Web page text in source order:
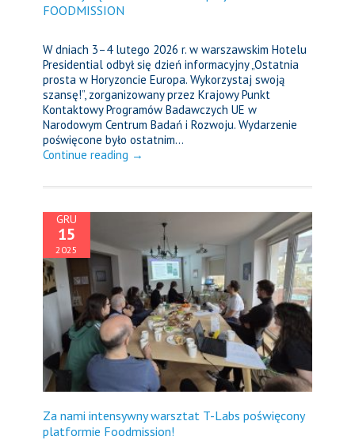
FOODMISSION
W dniach 3–4 lutego 2026 r. w warszawskim Hotelu
Presidential odbył się dzień informacyjny „Ostatnia
prosta w Horyzoncie Europa. Wykorzystaj swoją
szansę!”, zorganizowany przez Krajowy Punkt
Kontaktowy Programów Badawczych UE w
Narodowym Centrum Badań i Rozwoju. Wydarzenie
poświęcone było ostatnim...
Continue reading →
GRU
15
2025
Za nami intensywny warsztat T-Labs poświęcony
platformie Foodmission!